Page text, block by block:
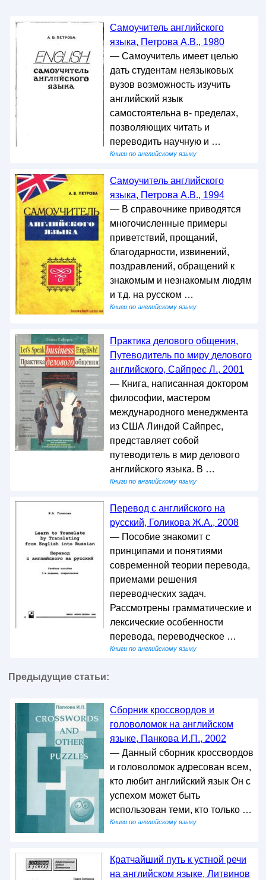
Самоучитель английского
языка, Петрова А.В., 1980
— Самоучитель имеет целью
дать студентам неязыковых
вузов возможность изучить
английский язык
самостоятельна в- пределах,
позволяющих читать и
переводить научную и …
Книги по английскому языку
Самоучитель английского
языка, Петрова А.В., 1994
— В справочнике приводятся
многочисленные примеры
приветствий, прощаний,
благодарности, извинений,
поздравлений, обращений к
знакомым и незнакомым людям
и т.д. на русском …
Книги по английскому языку
Практика делового общения,
Путеводитель по миру делового
английского, Сайпрес Л., 2001
— Книга, написанная доктором
философии, мастером
международного менеджмента
из США Линдой Сайпрес,
представляет собой
путеводитель в мир делового
английского языка. В …
Книги по английскому языку
Перевод с английского на
русский, Голикова Ж.А., 2008
— Пособие знакомит с
принципами и понятиями
современной теории перевода,
приемами решения
переводческих задач.
Рассмотрены грамматические и
лексические особенности
перевода, переводческое …
Книги по английскому языку
Предыдущие статьи:
Сборник кроссвордов и
головоломок на английском
языке, Панкова И.П., 2002
— Данный сборник кроссвордов
и головоломок адресован всем,
кто любит английский язык Он с
успехом может быть
использован теми, кто только …
Книги по английскому языку
Кратчайший путь к устной речи
на английском языке, Литвинов